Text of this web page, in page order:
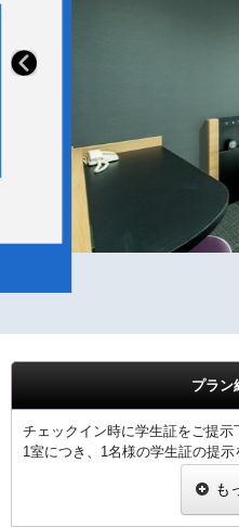
シン
プラン
チェックイン時に学生証をご提示
1室につき、1名様の学生証の提示
も